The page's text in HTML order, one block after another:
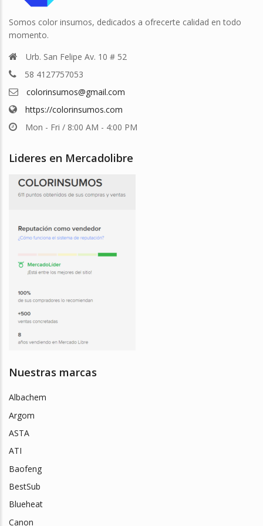
Somos color insumos, dedicados a ofrecerte calidad en todo
momento.
Urb. San Felipe Av. 10 # 52
58 4127757053
colorinsumos@gmail.com
https://colorinsumos.com
Mon - Fri / 8:00 AM - 4:00 PM
Lideres en Mercadolibre
Nuestras marcas
Albachem
Argom
ASTA
ATI
Baofeng
BestSub
Blueheat
Canon